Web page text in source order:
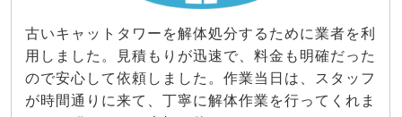
古いキャットタワーを解体処分するために業者を利
用しました。見積もりが迅速で、料金も明確だった
ので安心して依頼しました。作業当日は、スタッフ
が時間通りに来て、丁寧に解体作業を行ってくれま